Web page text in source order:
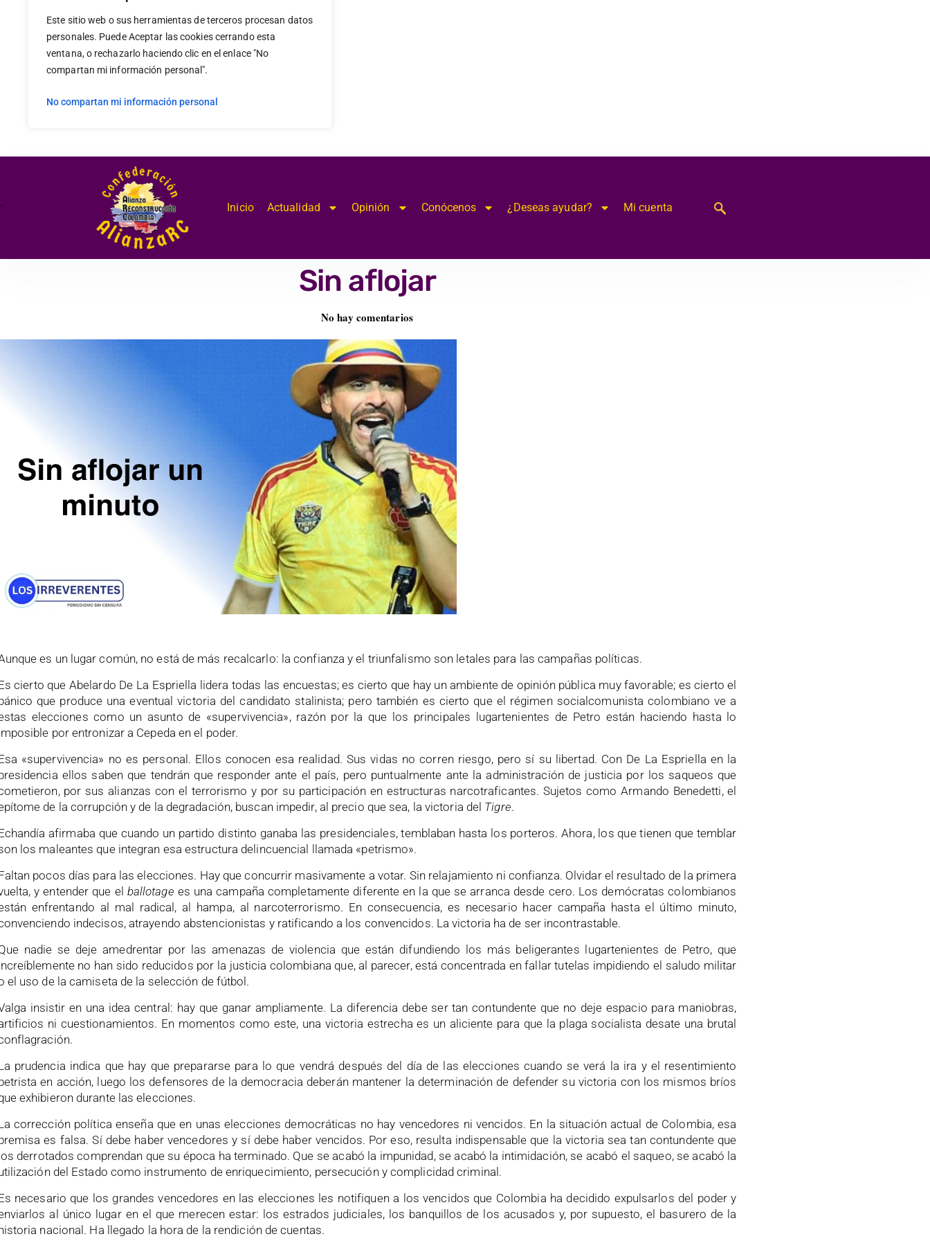
Este sitio web o sus herramientas de terceros procesan datos
personales. Puede Aceptar las cookies cerrando esta
ventana, o rechazarlo haciendo clic en el enlace "No
compartan mi información personal".
No compartan mi información personal
. Inicio Actualidad Opinión Conócenos ¿Deseas ayudar? Mi cuenta
Sin aflojar
No hay comentarios
es un lugar común, no está de más recalcarlo: la confianza y el triunfalismo son letales para las campañas políticas.
cierto que Abelardo De La Espriella lidera todas las encuestas; es cierto que hay un ambiente de opinión pública muy favorable; es cierto el
que produce una eventual victoria del candidato stalinista; pero también es cierto que el régimen socialcomunista colombiano ve a
elecciones como un asunto de «supervivencia», razón por la que los principales lugartenientes de Petro están haciendo hasta lo
por entronizar a Cepeda en el poder.
«supervivencia» no es personal. Ellos conocen esa realidad. Sus vidas no corren riesgo, pero sí su libertad. Con De La Espriella en la
ellos saben que tendrán que responder ante el país, pero puntualmente ante la administración de justicia por los saqueos que
por sus alianzas con el terrorismo y por su participación en estructuras narcotraficantes. Sujetos como Armando Benedetti, el
de la corrupción y de la degradación, buscan impedir, al precio que sea, la victoria del Tigre.
afirmaba que cuando un partido distinto ganaba las presidenciales, temblaban hasta los porteros. Ahora, los que tienen que temblar
los maleantes que integran esa estructura delincuencial llamada «petrismo».
pocos días para las elecciones. Hay que concurrir masivamente a votar. Sin relajamiento ni confianza. Olvidar el resultado de la primera
y entender que el ballotage es una campaña completamente diferente en la que se arranca desde cero. Los demócratas colombianos
enfrentando al mal radical, al hampa, al narcoterrorismo. En consecuencia, es necesario hacer campaña hasta el último minuto,
indecisos, atrayendo abstencionistas y ratificando a los convencidos. La victoria ha de ser incontrastable.
nadie se deje amedrentar por las amenazas de violencia que están difundiendo los más beligerantes lugartenientes de Petro, que
no han sido reducidos por la justicia colombiana que, al parecer, está concentrada en fallar tutelas impidiendo el saludo militar
el uso de la camiseta de la selección de fútbol.
insistir en una idea central: hay que ganar ampliamente. La diferencia debe ser tan contundente que no deje espacio para maniobras,
ni cuestionamientos. En momentos como este, una victoria estrecha es un aliciente para que la plaga socialista desate una brutal
prudencia indica que hay que prepararse para lo que vendrá después del día de las elecciones cuando se verá la ira y el resentimiento
en acción, luego los defensores de la democracia deberán mantener la determinación de defender su victoria con los mismos bríos
exhibieron durante las elecciones.
corrección política enseña que en unas elecciones democráticas no hay vencedores ni vencidos. En la situación actual de Colombia, esa
es falsa. Sí debe haber vencedores y sí debe haber vencidos. Por eso, resulta indispensable que la victoria sea tan contundente que
derrotados comprendan que su época ha terminado. Que se acabó la impunidad, se acabó la intimidación, se acabó el saqueo, se acabó la
del Estado como instrumento de enriquecimiento, persecución y complicidad criminal.
necesario que los grandes vencedores en las elecciones les notifiquen a los vencidos que Colombia ha decidido expulsarlos del poder y
al único lugar en el que merecen estar: los estrados judiciales, los banquillos de los acusados y, por supuesto, el basurero de la
nacional. Ha llegado la hora de la rendición de cuentas.